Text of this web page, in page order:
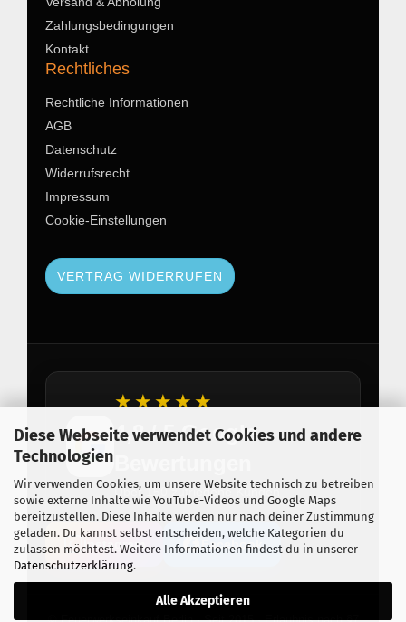
Diese Webseite verwendet Cookies und andere
Technologien
Wir verwenden Cookies, um unsere Website technisch zu betreiben
sowie externe Inhalte wie YouTube-Videos und Google Maps
bereitzustellen. Diese Inhalte werden nur nach deiner Zustimmung
geladen. Du kannst selbst entscheiden, welche Kategorien du
zulassen möchtest. Weitere Informationen findest du in unserer
Datenschutzerklärung.
Alle Akzeptieren
Zahlungsbedingungen
Kontakt
Rechtliches
Rechtliche Informationen
AGB
Datenschutz
Widerrufsrecht
Impressum
Cookie-Einstellungen
VERTRAG WIDERRUFEN
★★★★★
4,8 / 5 Google
Über 150 zufriedene Kunden
Instagram Facebook